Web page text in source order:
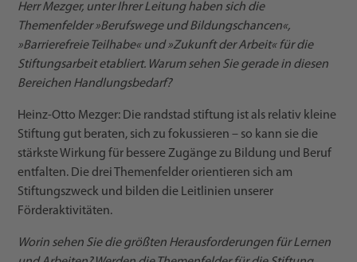
Herr Mezger, unter Ihrer Leitung haben sich die
Themenfelder »Berufswege und Bildungschancen«,
»Barrierefreie Teilhabe« und »Zukunft der Arbeit« für die
Stiftungsarbeit etabliert. Warum sehen Sie gerade in diesen
Bereichen Handlungsbedarf?
Heinz-Otto Mezger: Die randstad stiftung ist als relativ kleine
Stiftung gut beraten, sich zu fokussieren – so kann sie die
stärkste Wirkung für bessere Zugänge zu Bildung und Beruf
entfalten. Die drei Themenfelder orientieren sich am
Stiftungszweck und bilden die Leitlinien unserer
Förderaktivitäten.
Worin sehen Sie die größten Herausforderungen für Lernen